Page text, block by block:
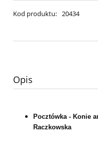
Kod produktu: 20434
Opis
Pocztówka - Konie
Raczkowska